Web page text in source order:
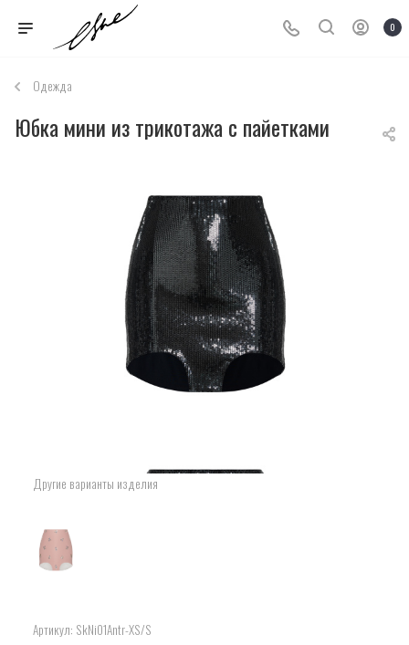
0
Одежда
Юбка мини из трикотажа с пайетками
Другие варианты изделия
Артикул: SkNi01Antr-XS/S